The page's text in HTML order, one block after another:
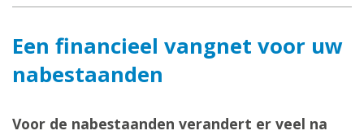
Een financieel vangnet voor uw
nabestaanden
Voor de nabestaanden verandert er veel na